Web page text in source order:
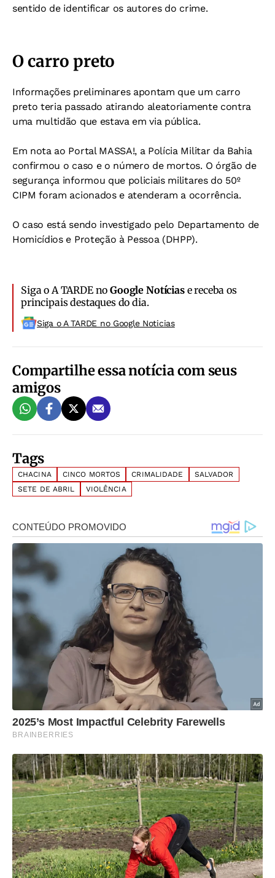
sentido de identificar os autores do crime.
O carro preto
Informações preliminares apontam que um carro
preto teria passado atirando aleatoriamente contra
uma multidão que estava em via pública.
Em nota ao Portal MASSA!, a Polícia Militar da Bahia
confirmou o caso e o número de mortos. O órgão de
segurança informou que policiais militares do 50º
CIPM foram acionados e atenderam a ocorrência.
O caso está sendo investigado pelo Departamento de
Homicídios e Proteção à Pessoa (DHPP).
Siga o A TARDE noGoogle Notíciase receba os
principais destaques do dia.
Siga o A TARDE no Google Noticias
Compartilhe essa notícia com seus
amigos
Tags
CHACINA CINCO MORTOS CRIMALIDADE
SALVADOR
SETE DE ABRIL
VIOLÊNCIA